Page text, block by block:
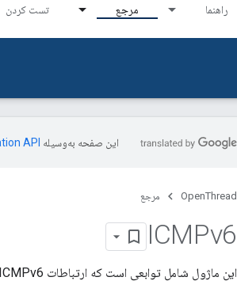
راهنما مرجع تست کردن
این صفحه به‌وسیله
OpenThread مرجع
ICMPv6
این ماژول شامل توابعی است که ارتباطات ICMPv6 را کنترل می کند.